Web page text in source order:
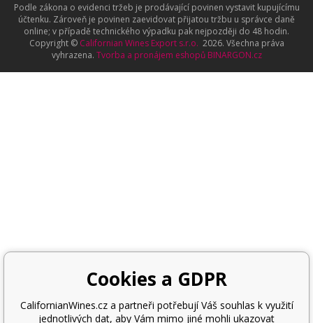
Podle zákona o evidenci tržeb je prodávající povinen vystavit kupujícímu
účtenku. Zároveň je povinen zaevidovat přijatou tržbu u správce daně
online; v případě technického výpadku pak nejpozději do 48 hodin.
Copyright © Californian Wines Export s.r.o. 2026. Všechna práva
vyhrazena. Tvorba a pronájem eshopů BINARGON.cz
Cookies a GDPR
CalifornianWines.cz a partneři potřebují Váš souhlas k využití
jednotlivých dat, aby Vám mimo jiné mohli ukazovat